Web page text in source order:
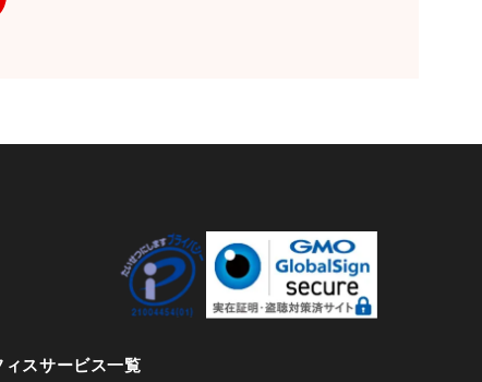
きます。その際、当社はお客様ご本人
間10:00～17:00※）
、ゴールデンウィーク期間は翌営業日以
任意性について ご本人様が当社に個
ィスサービス一覧